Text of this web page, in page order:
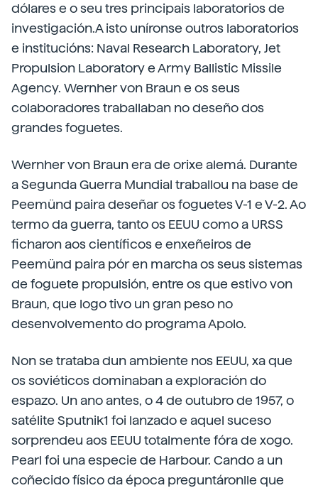
dólares e o seu tres principais laboratorios de
investigación.A isto uníronse outros laboratorios
e institucións: Naval Research Laboratory, Jet
Propulsion Laboratory e Army Ballistic Missile
Agency. Wernher von Braun e os seus
colaboradores traballaban no deseño dos
grandes foguetes.
Wernher von Braun era de orixe alemá. Durante
a Segunda Guerra Mundial traballou na base de
Peemünd paira deseñar os foguetes V-1 e V-2. Ao
termo da guerra, tanto os EEUU como a URSS
ficharon aos científicos e enxeñeiros de
Peemünd paira pór en marcha os seus sistemas
de foguete propulsión, entre os que estivo von
Braun, que logo tivo un gran peso no
desenvolvemento do programa Apolo.
Non se trataba dun ambiente nos EEUU, xa que
os soviéticos dominaban a exploración do
espazo. Un ano antes, o 4 de outubro de 1957, o
satélite Sputnik1 foi lanzado e aquel suceso
sorprendeu aos EEUU totalmente fóra de xogo.
Pearl foi una especie de Harbour. Cando a un
coñecido físico da época preguntáronlle que